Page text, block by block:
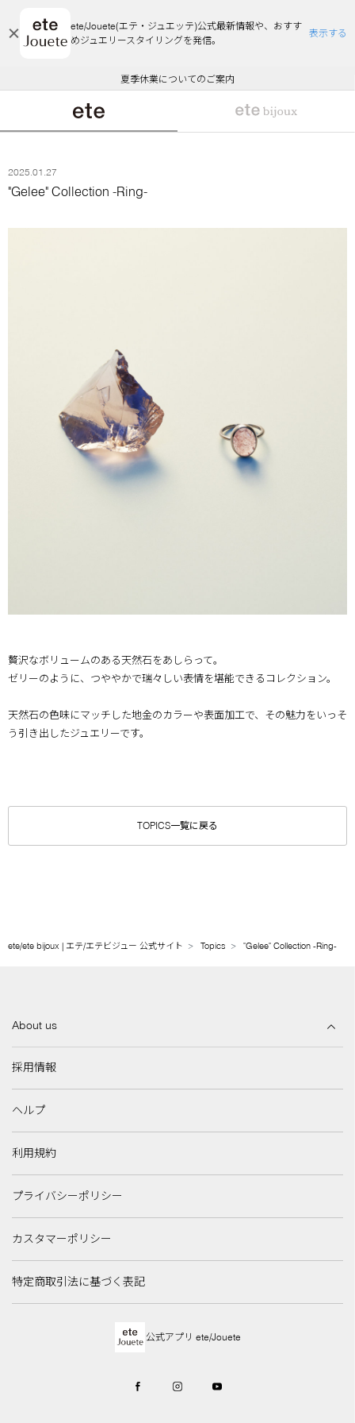
ete/Jouete(エテ・ジュエッテ)公式最新情報や、おすす
めジュエリースタイリングを発信。
表示する
エコラッピング及びエコポイント付与のご案内
ご注文いただいたお品物のお届け状況について
夏季休業についてのご案内
WEB Limited Items >>
採用のご案内
悪質な偽サイトにご注意ください
エコラッピング及びエコポイント付与のご案内
ご注文いただいたお品物のお届け状況について
2025.01.27
"Gelee" Collection -Ring-
贅沢なボリュームのある天然石をあしらって。
ゼリーのように、つややかで瑞々しい表情を堪能できるコレクション。
天然石の色味にマッチした地金のカラーや表面加工で、その魅力をいっそ
う引き出したジュエリーです。
TOPICS一覧に戻る
ete/ete bijoux | エテ/エテビジュー 公式サイト Topics "Gelee" Collection -Ring-
About us
採用情報
ヘルプ
利用規約
プライバシーポリシー
カスタマーポリシー
特定商取引法に基づく表記
公式アプリ ete/Jouete